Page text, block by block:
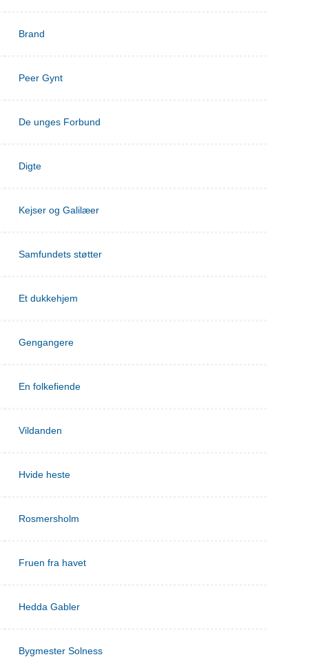
Brand
Peer Gynt
De unges Forbund
Digte
Kejser og Galilæer
Samfundets støtter
Et dukkehjem
Gengangere
En folkefiende
Vildanden
Hvide heste
Rosmersholm
Fruen fra havet
Hedda Gabler
Bygmester Solness